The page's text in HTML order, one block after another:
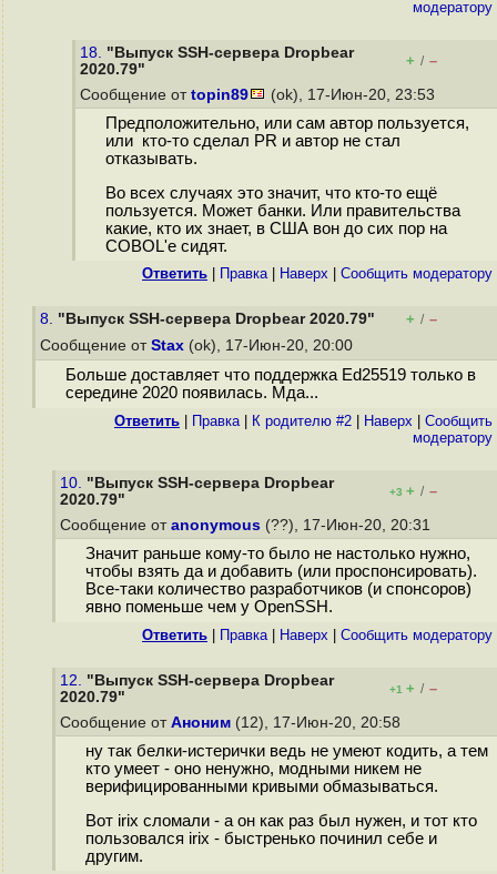
модератору
18. "Выпуск SSH-сервера Dropbear
2020.79"
+ / –
Сообщение от topin89 (ok), 17-Июн-20, 23:53
Предположительно, или сам автор пользуется,
или кто-то сделал PR и автор не стал
отказывать.
Во всех случаях это значит, что кто-то ещё
пользуется. Может банки. Или правительства
какие, кто их знает, в США вон до сих пор на
COBOL'е сидят.
Ответить Правка| Наверх Cообщить модератору
8. "Выпуск SSH-сервера Dropbear 2020.79" + / –
Сообщение от Stax (ok), 17-Июн-20, 20:00
Больше доставляет что поддержка Ed25519 только в
середине 2020 появилась. Мда...
Ответить Правка| К родителю #2 Наверх
Cообщить
модератору
10. "Выпуск SSH-сервера Dropbear
2020.79"
+3 + / –
Сообщение от anonymous (??), 17-Июн-20, 20:31
Значит раньше кому-то было не настолько нужно,
чтобы взять да и добавить (или проспонсировать).
Все-таки количество разработчиков (и спонсоров)
явно поменьше чем у OpenSSH.
Ответить Правка| Наверх Cообщить модератору
12. "Выпуск SSH-сервера Dropbear
2020.79"
+1 + / –
Сообщение от Аноним (12), 17-Июн-20, 20:58
ну так белки-истерички ведь не умеют кодить, а тем
кто умеет - оно ненужно, модными никем не
верифицированными кривыми обмазываться.
Вот irix сломали - а он как раз был нужен, и тот кто
пользовался irix - быстренько починил себе и
другим.